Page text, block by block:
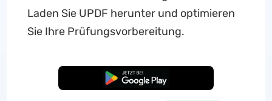
Laden Sie UPDF herunter und optimieren
Sie Ihre Prüfungsvorbereitung.
Kostenloser Download